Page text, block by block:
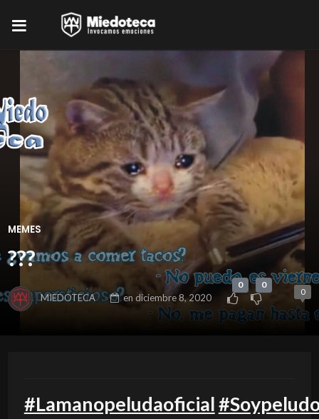
MEMES
???
MIEDOTECA en diciembre 8, 2020
0 0
0
#Lamanopeludaoficial